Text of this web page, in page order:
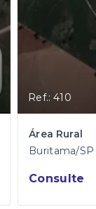
Ref.: 410
Área Rural
Buritama/SP
Consulte